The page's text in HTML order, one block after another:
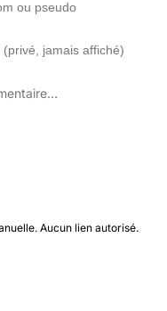
Aucun lien autorisé.